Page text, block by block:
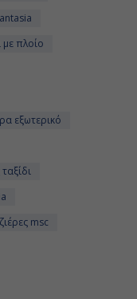
Γερμανία
με πλοίο
εξωτερικό
msc